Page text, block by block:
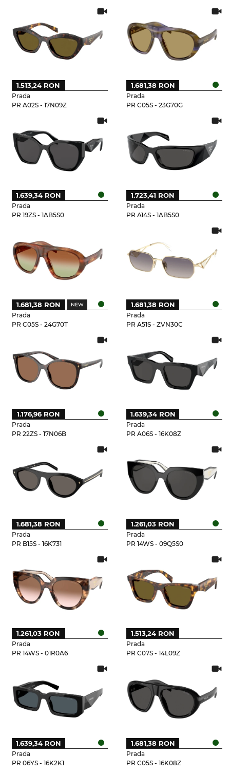
Prada
PR A02S - 17N09Z
1.513,24 RON
Prada
PR C05S - 23G70G
1.681,38 RON
Prada
PR 19ZS - 1AB5S0
1.639,34 RON
Prada
PR A14S - 1AB5S0
1.723,41 RON
Prada
PR C05S - 24G70T
1.681,38 RON
Prada
PR A51S - ZVN30C
1.681,38 RON
Prada
PR 22ZS - 17N06B
1.176,96 RON
Prada
PR A06S - 16K08Z
1.639,34 RON
Prada
PR B15S - 16K731
1.681,38 RON
Prada
PR 14WS - 09Q5S0
1.261,03 RON
Prada
PR 14WS - 01R0A6
1.261,03 RON
Prada
PR C07S - 14L09Z
1.513,24 RON
Prada
PR 06YS - 16K2K1
1.639,34 RON
Prada
PR C05S - 16K08Z
1.681,38 RON